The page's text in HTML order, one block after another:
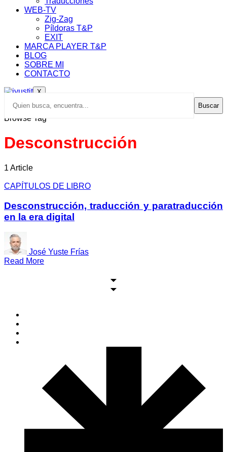
WEB-TV
Zig-Zag
Píldoras T&P
EXIT
MARCA PLAYER T&P
BLOG
SOBRE MI
CONTACTO
X
Buscar
Browse Tag
Desconstrucción
1 Article
CAPÍTULOS DE LIBRO
Desconstrucción, traducción y paratraducción
en la era digital
José Yuste Frías
Read More